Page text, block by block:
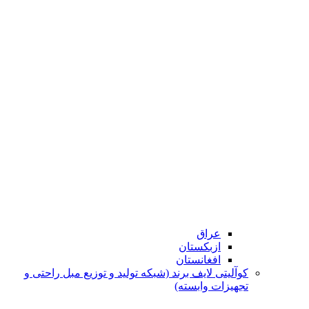
عراق
ازبکستان
افغانستان
کوآلیتی لایف برند (شبکه تولید و توزیع مبل راحتی و
تجهیزات وابسته)